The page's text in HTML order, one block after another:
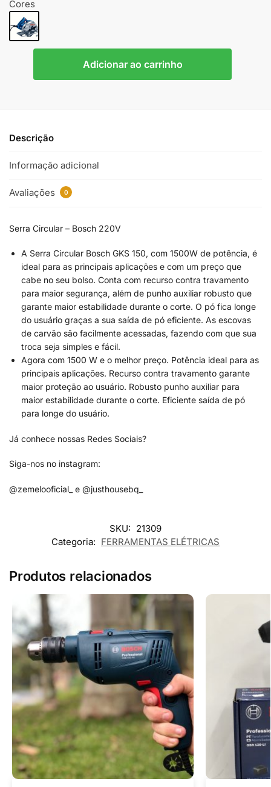
Cores
Adicionar ao carrinho
Descrição
Informação adicional
Avaliações 0
Serra Circular – Bosch 220V
A Serra Circular Bosch GKS 150, com 1500W de potência, é
ideal para as principais aplicações e com um preço que
cabe no seu bolso. Conta com recurso contra travamento
para maior segurança, além de punho auxiliar robusto que
garante maior estabilidade durante o corte. O pó fica longe
do usuário graças a sua saída de pó eficiente. As escovas
de carvão são facilmente acessadas, fazendo com que sua
troca seja simples e fácil.
Agora com 1500 W e o melhor preço. Potência ideal para as
principais aplicações. Recurso contra travamento garante
maior proteção ao usuário. Robusto punho auxiliar para
maior estabilidade durante o corte. Eficiente saída de pó
para longe do usuário.
Já conhece nossas Redes Sociais?
Siga-nos no instagram:
@zemelooficial_ e @justhousebq_
SKU: 21309
Categoria: FERRAMENTAS ELÉTRICAS
Produtos relacionados